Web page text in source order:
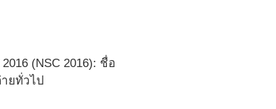
(NSC 2016): ชื่อ
ยทั่วไป